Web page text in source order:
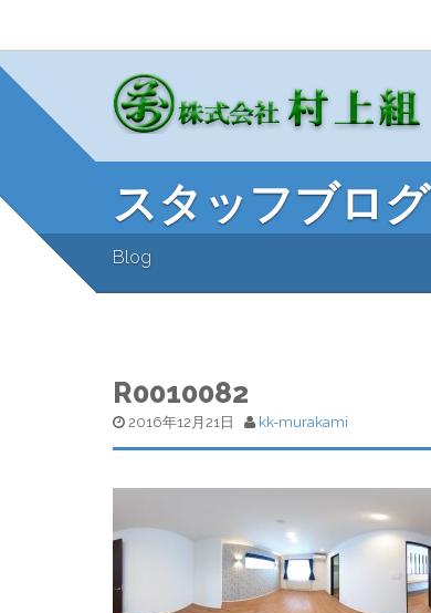
スタッフブログ
Blog
R0010082
2016年12月21日 kk-murakami